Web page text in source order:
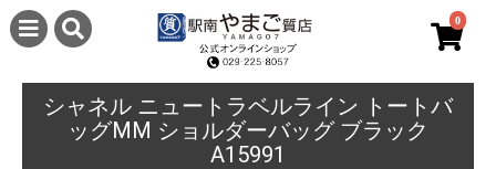
0
シャネル ニュートラベルライン トートバ
ッグMM ショルダーバッグ ブラック
A15991